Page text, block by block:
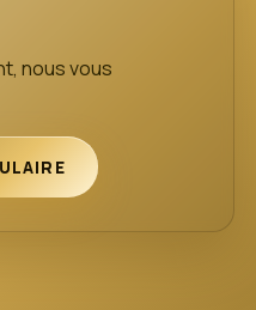
nous vous